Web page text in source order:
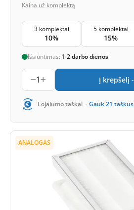
Kaina už komplektą
3 komplektai
10%
5 komplektai
15%
Išsiuntimas: 1-2 darbo dienos
1 Į krepšelį -
Lojalumo taškai - Gauk21 taškus
ANALOGAS